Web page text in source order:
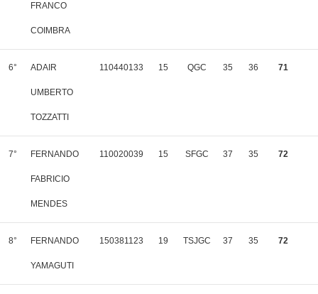
FRANCO
COIMBRA
6° ADAIR
UMBERTO
TOZZATTI
110440133 15 QGC 35 36 71
7° FERNANDO
FABRICIO
MENDES
110020039 15 SFGC 37 35 72
8° FERNANDO
YAMAGUTI
150381123 19 TSJGC 37 35 72